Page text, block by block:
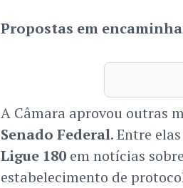
Propostas em
A Câmara aprovou outras
Senado Federal. Entre
Ligue 180em notícias
estabelecimento de